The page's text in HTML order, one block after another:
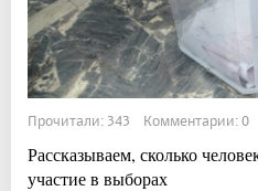
Прочитали: 343 Комментарии: 0
Рассказываем, сколько
участие в выборах